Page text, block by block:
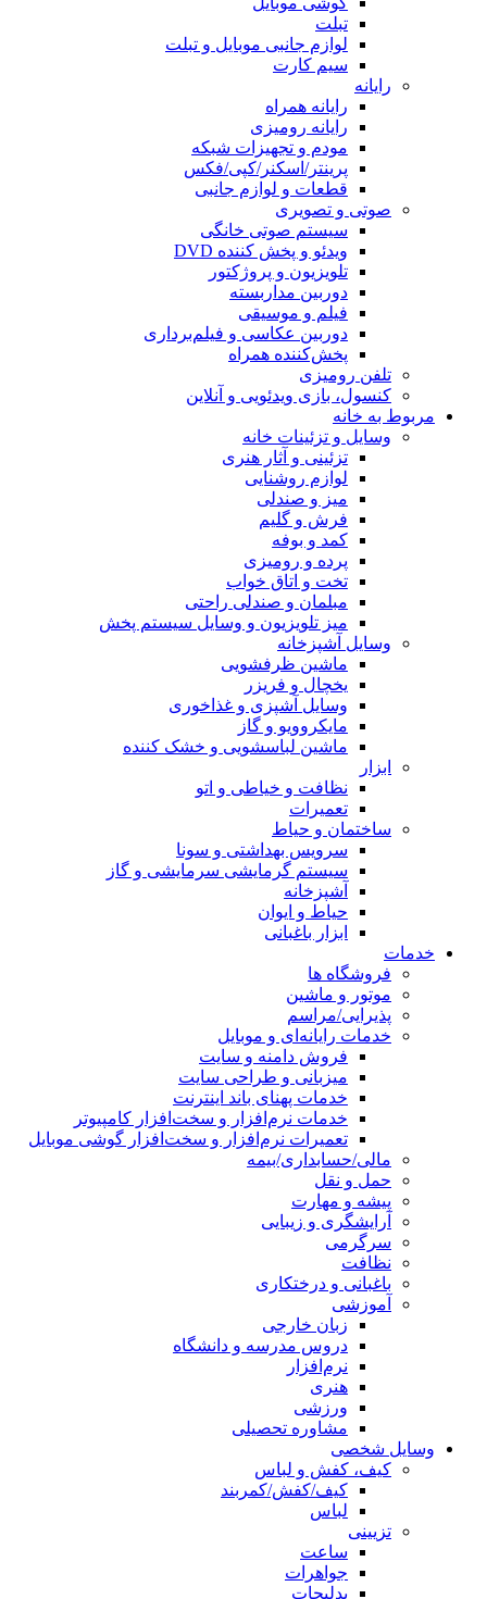
تبلت
لوازم جانبی موبایل و تبلت
سیم کارت
رایانه
رایانه همراه
رایانه رومیزی
مودم و تجهیزات شبکه
پرینتر/اسکنر/کپی/فکس
قطعات و لوازم جانبی
صوتی و تصویری
سیستم صوتی خانگی
ویدئو و پخش کننده DVD
تلویزیون و پروژکتور
دوربین مداربسته
فیلم و موسیقی
دوربین عکاسی و فیلم‌برداری
پخش‌کننده همراه
تلفن رومیزی
کنسول، بازی‌ ویدئویی و آنلاین
مربوط به خانه
وسایل و تزئینات خانه
تزئینی و آثار هنری
لوازم روشنایی
میز و صندلی
فرش و گلیم
کمد و بوفه
پرده و رومیزی
تخت و اتاق خواب
مبلمان و صندلی راحتی
میز تلویزیون و وسایل سیستم پخش
وسایل آشپزخانه
ماشین ظرفشویی
یخچال و فریزر
وسایل آشپزی و غذاخوری
مایکروویو و گاز
ماشین لباسشویی و خشک کننده
ابزار
نظافت و خیاطی و اتو
تعمیرات
ساختمان و حیاط
سرویس بهداشتی و سونا
سیستم گرمایشی سرمایشی و گاز
آشپزخانه
حیاط و ایوان
ابزار باغبانی
خدمات
فروشگاه ها
موتور و ماشین
پذیرایی/مراسم
خدمات رایانه‌ای و موبایل
فروش دامنه و سایت
میزبانی و طراحی سایت
خدمات پهنای باند اینترنت
خدمات نرم‌افزار و سخت‌افزار کامپیوتر
تعمیرات نرم‌افزار و سخت‌افزار گوشی موبایل
مالی/حسابداری/بیمه
حمل و نقل
پیشه و مهارت
آرایشگری و زیبایی
سرگرمی
نظافت
باغبانی و درختکاری
آموزشی
زبان خارجی
دروس مدرسه و دانشگاه
نرم‌افزار
هنری
ورزشی
مشاوره تحصیلی
وسایل شخصی
کیف، کفش و لباس
کیف/کفش/کمربند
لباس
تزیینی
ساعت
جواهرات
بدلیجات